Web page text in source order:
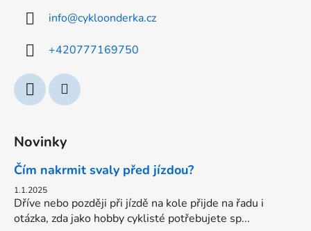
í
i
s
info@cykloonderka.cz
+420777169750
Novinky
Čím nakrmit svaly před jízdou?
1.1.2025
Dříve nebo později při jízdě na kole přijde na řadu i
otázka, zda jako hobby cyklisté potřebujete sp...